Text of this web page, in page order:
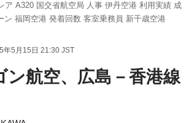
ア A320 国交省航空局 人事 伊丹空港 利用実績 成
ン 福岡空港 発着回数 客室乗務員 新千歳空港
訪日客 全日空 エアバス
5月15日 21:30 JST
ン航空、広島－香港線